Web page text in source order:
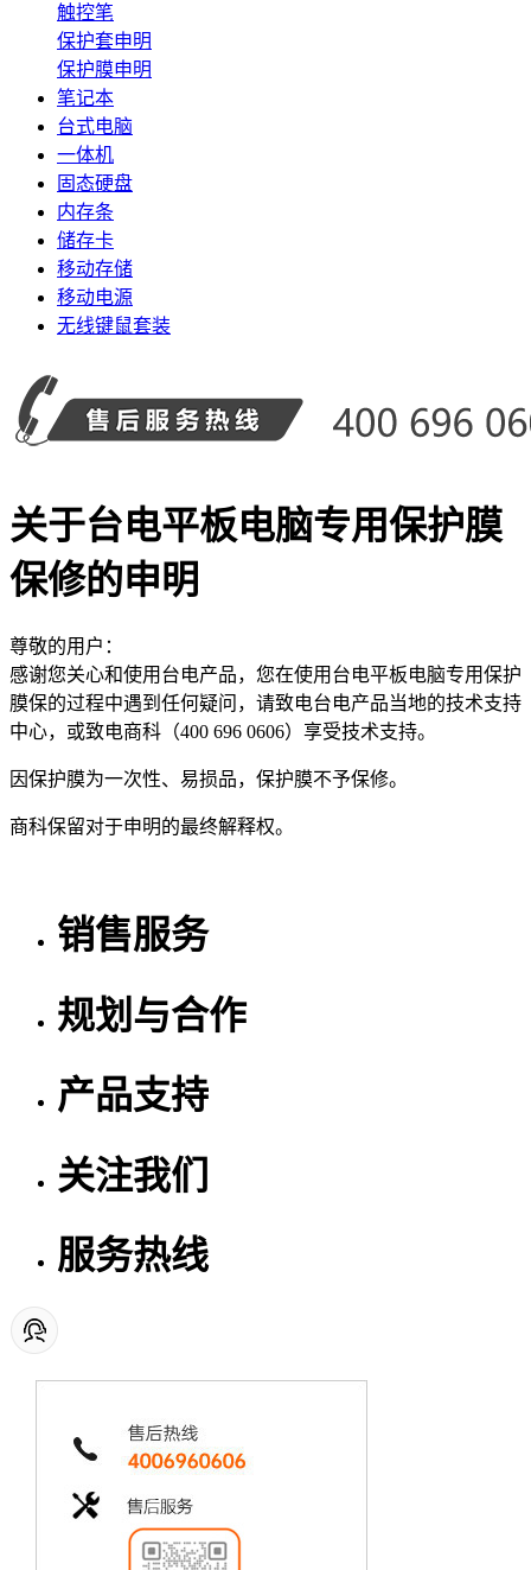
触控笔
保护套申明
保护膜申明
笔记本
台式电脑
一体机
固态硬盘
内存条
储存卡
移动存储
移动电源
无线键鼠套装
关于台电平板电脑专用保护膜
保修的申明
尊敬的用户：
感谢您关心和使用台电产品，您在使用台电平板电脑专用保护
膜保的过程中遇到任何疑问，请致电台电产品当地的技术支持
中心，或致电商科（400 696 0606）享受技术支持。
因保护膜为一次性、易损品，保护膜不予保修。
商科保留对于申明的最终解释权。
销售服务
规划与合作
产品支持
关注我们
服务热线